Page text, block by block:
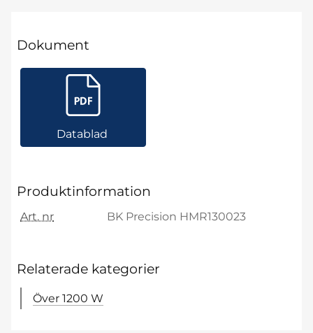
Dokument
Datablad
Produktinformation
Art. nr BK Precision HMR130023
Relaterade kategorier
Över 1200 W